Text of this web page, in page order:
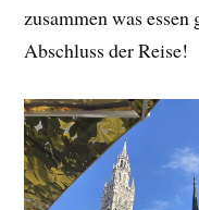
zusammen was
Abschluss der Reise!